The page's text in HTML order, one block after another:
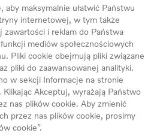
aby maksymalnie ułatwić Państwu
internetowej, w tym także
i reklam do Państwa
mediów społecznościowych
Pliki cookie obejmują pliki związane
pliki do zaawansowanej analityki.
w sekcji Informacje na stronie
Akceptuj, wyrażają Państwo
nas plików cookie. Aby zmienić
przez nas plików cookie, prosimy
cookie”.
wytwórcy
akumulatorów litowo-
one wyśrubowane
łańcuchów dostaw
akumulatorów
Geely.
akumulatorów na
vice president w Volvo